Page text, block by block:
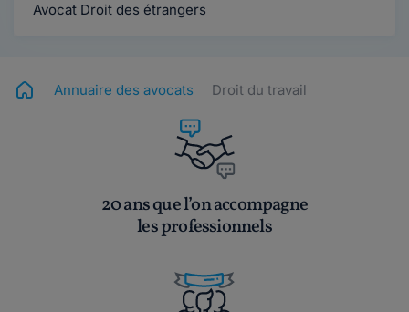
Avocat Droit des étrangers
Annuaire des avocats Droit du travail
20 ans que l’on accompagne
les professionnels